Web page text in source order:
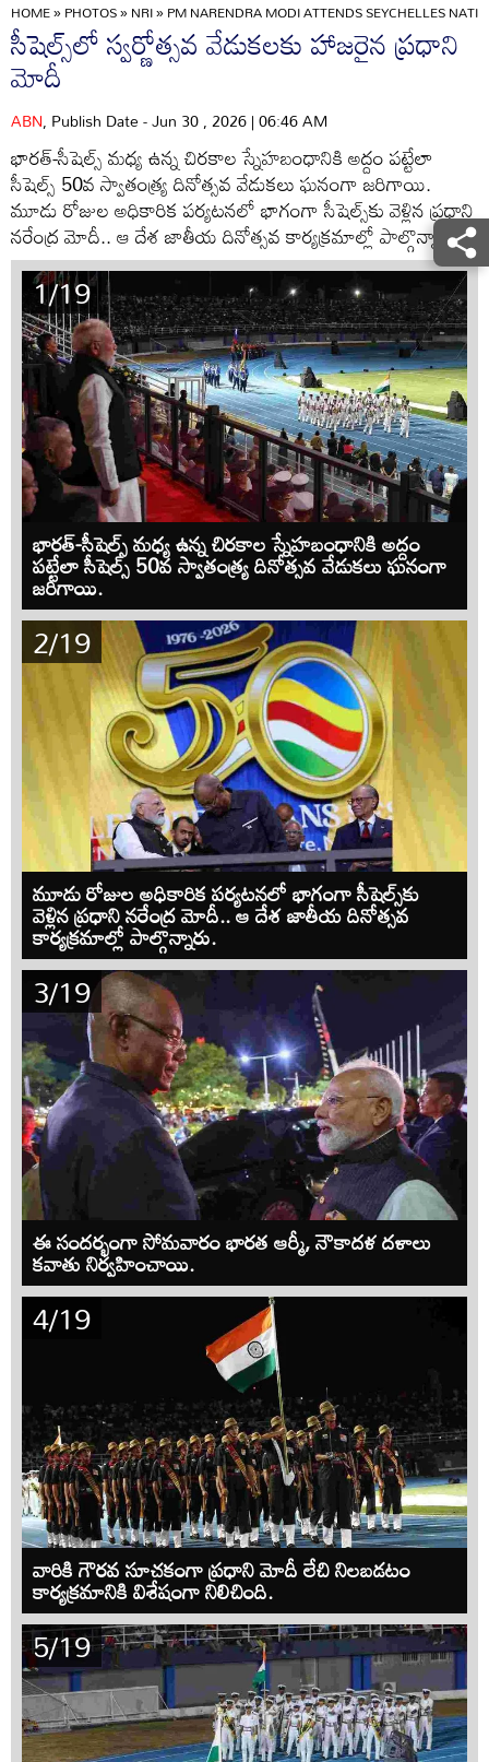
HOME»PHOTOS»NRI»PM NARENDRA MODI ATTENDS SEYCHELLES
సీషెల్స్‌లో స్వర్ణోత్సవ వేడుకలకు హాజరైన ప్రధాని
మోదీ
ABN, Publish Date - Jun 30 , 2026 | 06:46 AM
భారత్-సీషెల్స్ మధ్య ఉన్న చిరకాల స్నేహబంధానికి అద్దం పట్టేలా
సీషెల్స్ 50వ స్వాతంత్య్ర దినోత్సవ వేడుకలు ఘనంగా జరిగాయి.
మూడు రోజుల అధికారిక పర్యటనలో భాగంగా సీషెల్స్‌కు వెళ్లిన ప్రధాని
నరేంద్ర మోదీ.. ఆ దేశ జాతీయ దినోత్సవ కార్యక్రమాల్లో పాల్గొన్నారు.
1/19
భారత్-సీషెల్స్ మధ్య ఉన్న చిరకాల స్నేహబంధానికి అద్దం
పట్టేలా సీషెల్స్ 50వ స్వాతంత్య్ర దినోత్సవ వేడుకలు ఘనంగా
జరిగాయి.
2/19
మూడు రోజుల అధికారిక పర్యటనలో భాగంగా సీషెల్స్‌కు
వెళ్లిన ప్రధాని నరేంద్ర మోదీ.. ఆ దేశ జాతీయ దినోత్సవ
కార్యక్రమాల్లో పాల్గొన్నారు.
3/19
ఈ సందర్భంగా సోమవారం భారత ఆర్మీ, నౌకాదళ దళాలు
కవాతు నిర్వహించాయి.
4/19
వారికి గౌరవ సూచకంగా ప్రధాని మోదీ లేచి నిలబడటం
కార్యక్రమానికి విశేషంగా నిలిచింది.
5/19